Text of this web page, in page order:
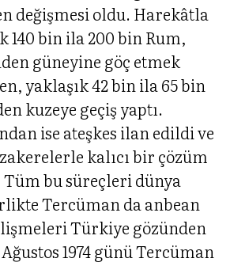
değişmesi oldu. Harekâtla
140 bin ila 200 bin Rum,
güneyine göç etmek
yaklaşık 42 bin ila 65 bin
kuzeye geçiş yaptı.
ise ateşkes ilan edildi ve
kalıcı bir çözüm
Tüm bu süreçleri dünya
Tercüman da anbean
Türkiye gözünden
1974 günü Tercüman